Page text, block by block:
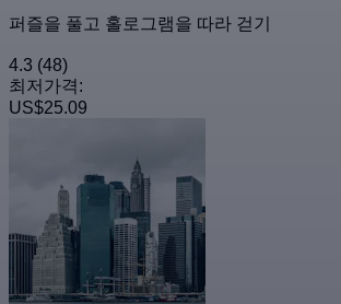
퍼즐을 풀고 홀로그램을 따라 걷기
4.3 (48)
최저가격:
US$25.09